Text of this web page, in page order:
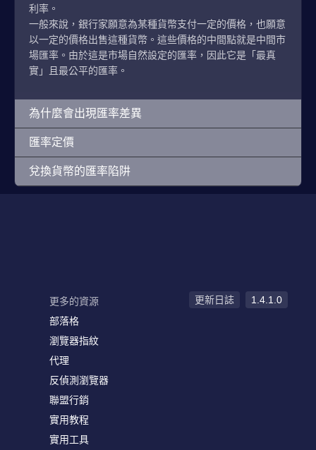
利率。
一般來說，銀行家願意為某種貨幣支付一定的價格，也願意
以一定的價格出售這種貨幣。這些價格的中間點就是中間市
場匯率。由於這是市場自然設定的匯率，因此它是「最真
實」且最公平的匯率。
為什麼會出現匯率差異
匯率定價
兌換貨幣的匯率陷阱
更多的資源
部落格
瀏覽器指紋
代理
反偵測瀏覽器
聯盟行銷
實用教程
實用工具
更新日誌 1.4.1.0